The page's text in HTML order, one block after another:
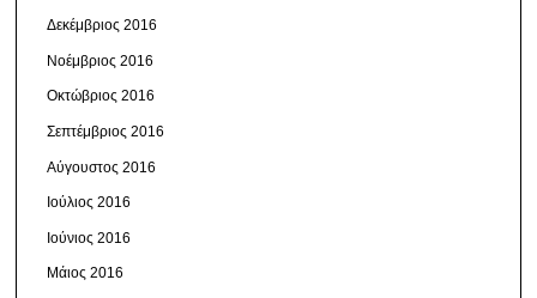
Δεκέμβριος 2016
Νοέμβριος 2016
Οκτώβριος 2016
Σεπτέμβριος 2016
Αύγουστος 2016
Ιούλιος 2016
Ιούνιος 2016
Μάιος 2016